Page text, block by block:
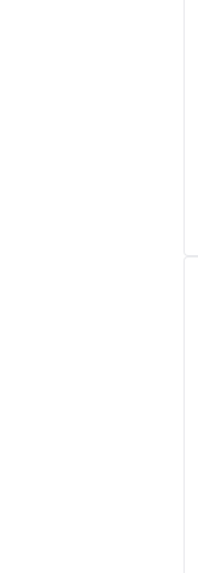
دنیل ولینگتون اصل: